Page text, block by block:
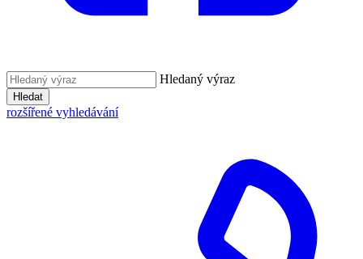
Hledaný výraz
Hledat
rozšířené vyhledávání